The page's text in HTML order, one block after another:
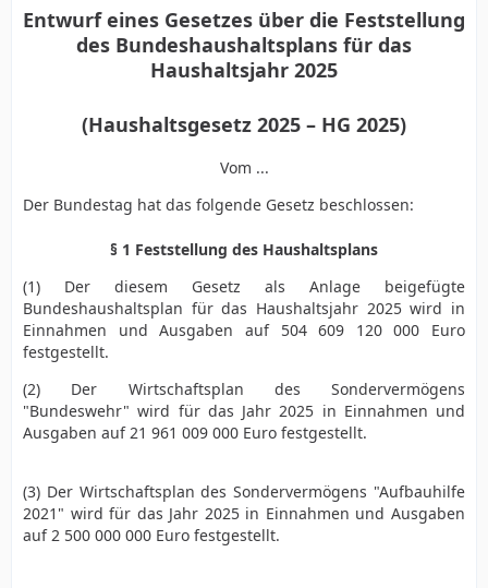
Entwurf eines Gesetzes über die Feststellung
des Bundeshaushaltsplans für das
Haushaltsjahr 2025
(Haushaltsgesetz 2025 – HG 2025)
Vom ...
Der Bundestag hat das folgende Gesetz beschlossen:
§ 1 Feststellung des Haushaltsplans
(1) Der diesem Gesetz als Anlage beigefügte
Bundeshaushaltsplan für das Haushaltsjahr 2025 wird in
Einnahmen und Ausgaben auf 504 609 120 000 Euro
festgestellt.
(2) Der Wirtschaftsplan des Sondervermögens
"Bundeswehr" wird für das Jahr 2025 in Einnahmen und
Ausgaben auf 21 961 009 000 Euro festgestellt.
(3) Der Wirtschaftsplan des Sondervermögens "Aufbauhilfe
2021" wird für das Jahr 2025 in Einnahmen und Ausgaben
auf 2 500 000 000 Euro festgestellt.